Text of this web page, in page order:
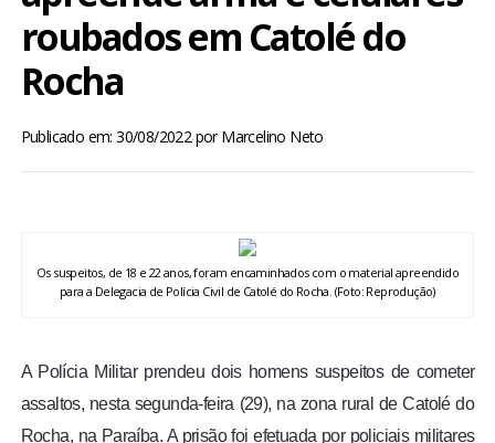
PARAÍBA
BRASIL
MUNDO
ENTRETENIMENTO
TV LPB
roubados em Catolé do
Rocha
Publicado em: 30/08/2022porMarcelino Neto
Os suspeitos, de 18 e 22 anos, foram encaminhados com o material apreendido
para a Delegacia de Polícia Civil de Catolé do Rocha. (Foto: Reprodução)
A Polícia Militar prendeu dois homens suspeitos de cometer
assaltos, nesta segunda-feira (29), na zona rural de Catolé do
Rocha, na Paraíba. A prisão foi efetuada por policiais militares